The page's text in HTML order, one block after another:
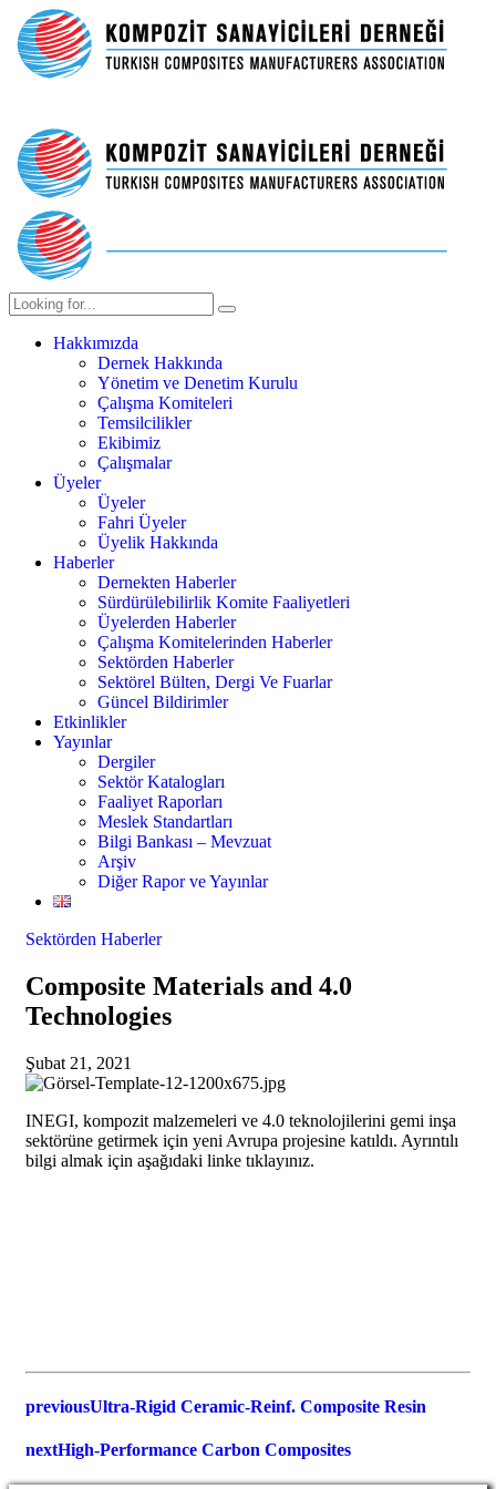
Hakkımızda
Dernek Hakkında
Yönetim ve Denetim Kurulu
Çalışma Komiteleri
Temsilcilikler
Ekibimiz
Çalışmalar
Üyeler
Üyeler
Fahri Üyeler
Üyelik Hakkında
Haberler
Dernekten Haberler
Sürdürülebilirlik Komite Faaliyetleri
Üyelerden Haberler
Çalışma Komitelerinden Haberler
Sektörden Haberler
Sektörel Bülten, Dergi Ve Fuarlar
Güncel Bildirimler
Etkinlikler
Yayınlar
Dergiler
Sektör Katalogları
Faaliyet Raporları
Meslek Standartları
Bilgi Bankası – Mevzuat
Arşiv
Diğer Rapor ve Yayınlar
Sektörden Haberler
Composite Materials and 4.0
Technologies
Şubat 21, 2021
INEGI, kompozit malzemeleri ve 4.0 teknolojilerini gemi inşa
sektörüne getirmek için yeni Avrupa projesine katıldı. Ayrıntılı
bilgi almak için aşağıdaki linke tıklayınız.
previousUltra-Rigid Ceramic-Reinf. Composite Resin
nextHigh-Performance Carbon Composites